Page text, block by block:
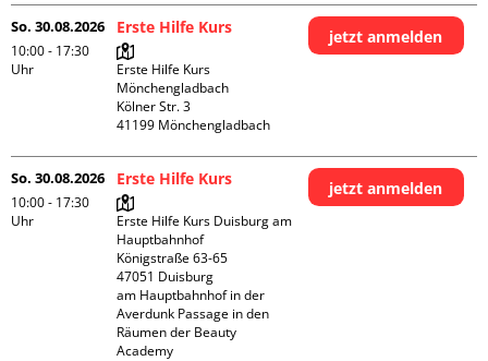
So. 30.08.2026
10:00 - 17:30
Uhr
Erste Hilfe Kurs
Erste Hilfe Kurs
Mönchengladbach
Kölner Str. 3
jetzt anmelden
So. 30.08.2026
10:00 - 17:30
Uhr
Erste Hilfe Kurs
Erste Hilfe Kurs Duisburg am
Hauptbahnhof
Königstraße 63-65
47051 Duisburg
am Hauptbahnhof in der
Averdunk Passage in den
Räumen der Beauty
Academy
jetzt anmelden